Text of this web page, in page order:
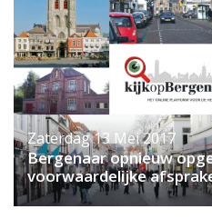
Zaterdag 13 Mei 2017
Bergenaar opnieuw
voorwaardelijke